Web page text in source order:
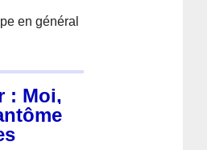
en général
: Moi,